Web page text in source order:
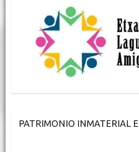
PATRIMONIO INMATERIAL